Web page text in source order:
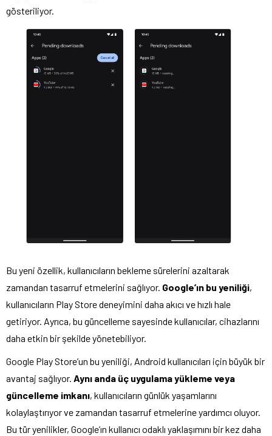
gösteriliyor.
Bu yeni özellik, kullanıcıların bekleme sürelerini azaltarak
zamandan tasarruf etmelerini sağlıyor. Google’ın bu yeniliği,
kullanıcıların Play Store deneyimini daha akıcı ve hızlı hale
getiriyor. Ayrıca, bu güncelleme sayesinde kullanıcılar, cihazlarını
daha etkin bir şekilde yönetebiliyor.
Google Play Store’un bu yeniliği, Android kullanıcıları için büyük bir
avantaj sağlıyor. Aynı anda üç uygulama yükleme veya
güncelleme imkanı, kullanıcıların günlük yaşamlarını
kolaylaştırıyor ve zamandan tasarruf etmelerine yardımcı oluyor.
Bu tür yenilikler, Google’ın kullanıcı odaklı yaklaşımını bir kez daha